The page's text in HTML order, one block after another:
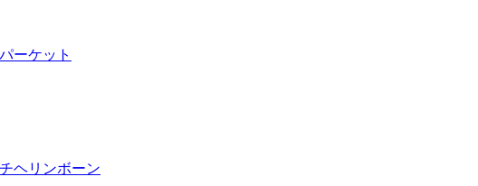
ーケット
ヘリンボーン